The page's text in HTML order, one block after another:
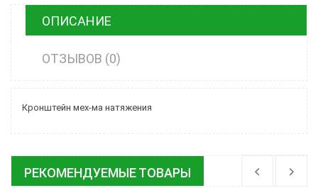
ОПИСАНИЕ
ОТЗЫВОВ (0)
Кронштейн мех-ма натяжения
РЕКОМЕНДУЕМЫЕ ТОВАРЫ